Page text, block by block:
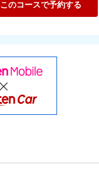
このコースで予約する